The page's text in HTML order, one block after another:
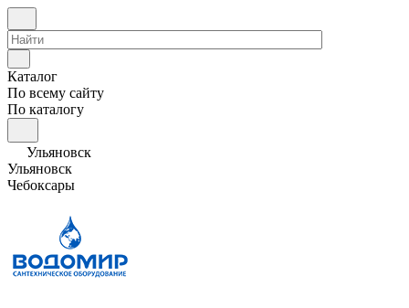
Каталог
По всему сайту
По каталогу
Ульяновск
Ульяновск
Чебоксары